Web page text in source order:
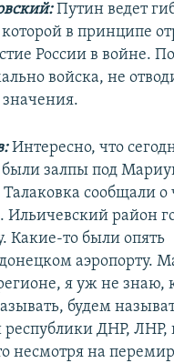
Путин ведет
в принципе
России в войне.
войска, не
Интересно, что
были залпы под
сообщали
район
Какие-то были опять
аэропорту.
я уж не знаю,
будем
ДНР, ЛНР,
несмотря на